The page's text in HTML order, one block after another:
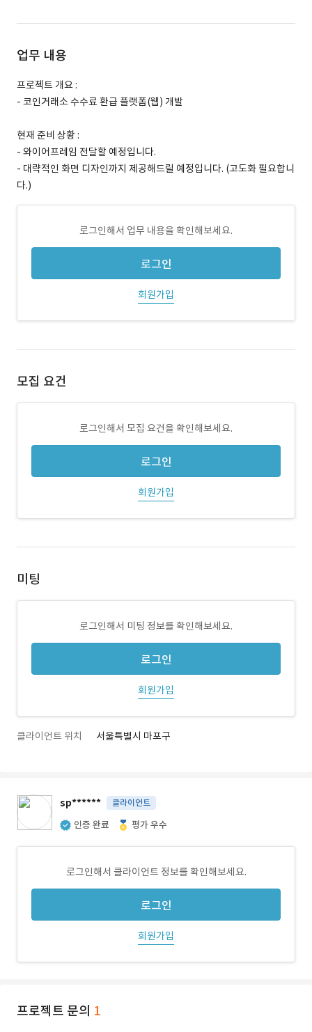
업무 내용
프로젝트 개요 :
- 코인거래소 수수료 환급 플랫폼(웹) 개발
현재 준비 상황 :
- 와이어프레임 전달할 예정입니다.
- 대략적인 화면 디자인까지 제공해드릴 예정입니다. (고도화 필요합니
다.)
로그인해서 업무 내용을 확인해보세요.
로그인
회원가입
모집 요건
로그인해서 모집 요건을 확인해보세요.
로그인
회원가입
미팅
로그인해서 미팅 정보를 확인해보세요.
로그인
회원가입
클라이언트 위치 서울특별시 마포구
sp****** 클라이언트
인증 완료 평가 우수
로그인해서 클라이언트 정보를 확인해보세요.
로그인
회원가입
프로젝트 문의 1